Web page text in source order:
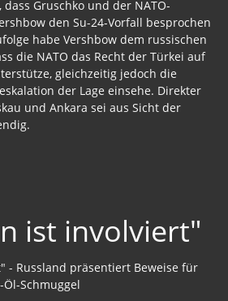
Gruschko und der NATO-
den Su-24-Vorfall besprochen
habe Vershbow dem russischen
die NATO das Recht der Türkei auf
gleichzeitig jedoch die
der Lage einsehe. Direkter
und Ankara sei aus Sicht der
ist involviert"
- Russland präsentiert Beweise für
Schmuggel